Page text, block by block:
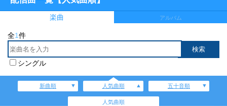
楽曲 アルバム
全1件
シングル
新曲順 人気曲順 五十音順
人気曲順